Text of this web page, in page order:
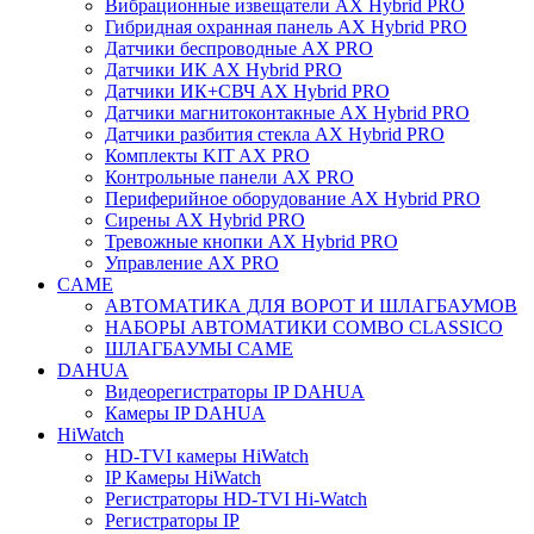
Вибрационные извещатели AX Hybrid PRO
Гибридная охранная панель AX Hybrid PRO
Датчики беспроводные AX PRO
Датчики ИК AX Hybrid PRO
Датчики ИК+СВЧ AX Hybrid PRO
Датчики магнитоконтакные AX Hybrid PRO
Датчики разбития стекла AX Hybrid PRO
Комплекты KIT AX PRO
Контрольные панели AX PRO
Периферийное оборудование AX Hybrid PRO
Сирены AX Hybrid PRO
Тревожные кнопки AX Hybrid PRO
Управление AX PRO
CAME
АВТОМАТИКА ДЛЯ ВОРОТ И ШЛАГБАУМОВ
НАБОРЫ АВТОМАТИКИ COMBO CLASSICO
ШЛАГБАУМЫ CAME
DAHUA
Видеорегистраторы IP DAHUA
Камеры IP DAHUA
HiWatch
HD-TVI камеры HiWatch
IP Камеры HiWatch
Регистраторы HD-TVI Hi-Watch
Регистраторы IP